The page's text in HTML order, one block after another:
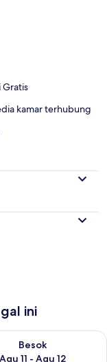
Gratis
kamar terhubung
ini
- Agu 11
Besok
Agu 11 - Agu 12
untuk